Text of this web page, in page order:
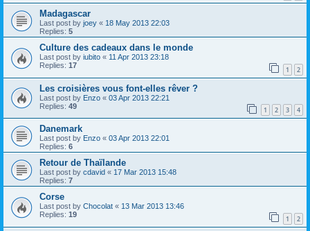
Madagascar
Last post by joey « 18 May 2013 22:03
Replies: 5
Culture des cadeaux dans le monde
Last post by iubito « 11 Apr 2013 23:18
Replies: 17 1 2
Les croisières vous font-elles rêver ?
Last post by Enzo « 03 Apr 2013 22:21
Replies: 49 1 2 3 4
Danemark
Last post by Enzo « 03 Apr 2013 22:01
Replies: 6
Retour de Thaïlande
Last post by cdavid « 17 Mar 2013 15:48
Replies: 7
Corse
Last post by Chocolat « 13 Mar 2013 13:46
Replies: 19 1 2